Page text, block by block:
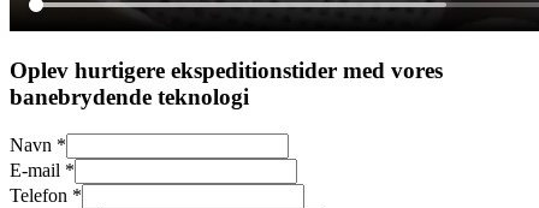
Oplev hurtigere ekspeditionstider med vores
banebrydende teknologi
Navn *
E-mail *
Telefon *